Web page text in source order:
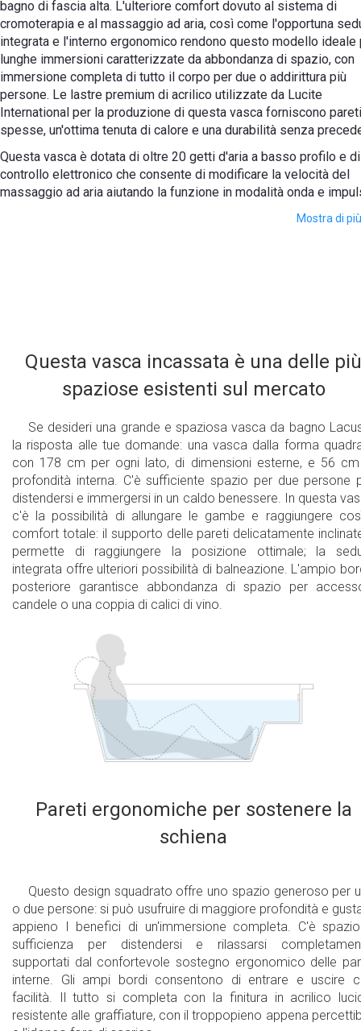
bagno di fascia alta. L'ulteriore comfort dovuto al sistema di
cromoterapia e al massaggio ad aria, così come l'opportuna
integrata e l'interno ergonomico rendono questo modello ideale
lunghe immersioni caratterizzate da abbondanza di spazio, con
immersione completa di tutto il corpo per due o addirittura più
persone. Le lastre premium di acrilico utilizzate da Lucite
International per la produzione di questa vasca forniscono
spesse, un'ottima tenuta di calore e una durabilità senza
Questa vasca è dotata di oltre 20 getti d'aria a basso profilo e
controllo elettronico che consente di modificare la velocità del
massaggio ad aria aiutando la funzione in modalità onda e
Mostra di più
28 piccole lampade a LED
Cromoterapia con lampade a LED a lenta
rotazione situate sul fondo della vasca ed un
sistema con due
Pannello di controllo elettronico
Idromassaggio a getto d’aria calda
Idromassaggio con velocità variabile e
modalità ad onda o pulsante
Esteticamente accattivante e minimalista
Ciclo di filtraggio 2 minuti
Completamente integrato con la vasca - non
richiede apparecchiature esterne
Si inserisce in una corrente domestica
Tutti i componenti del sistema di
idromassaggio sono certificati UL e fabbricati
e per la mente
Garanzia di 10 anni sulla struttura della vasca
da bagno
Garanzia di 2 anni per tutti i componenti
elettrici e altre parti, ad eccezione degli
scarichi
Questa vasca incassata è una delle più
spaziose esistenti sul mercato
Se desideri una grande e spaziosa vasca da bagno
la risposta alle tue domande: una vasca dalla forma
con 178 cm per ogni lato, di dimensioni esterne, e 56
profondità interna. C'è sufficiente spazio per due persone
distendersi e immergersi in un caldo benessere. In questa
c'è la possibilità di allungare le gambe e raggiungere
comfort totale: il supporto delle pareti delicatamente
permette di raggiungere la posizione ottimale; la
integrata offre ulteriori possibilità di balneazione. L'ampio
posteriore garantisce abbondanza di spazio per
candele o una coppia di calici di vino.
Pareti ergonomiche per sostenere la
schiena
Questo design squadrato offre uno spazio generoso per
o due persone: si può usufruire di maggiore profondità e
appieno I benefici di un'immersione completa. C'è
sufficienza per distendersi e rilassarsi
supportati dal confortevole sostegno ergonomico delle
interne. Gli ampi bordi consentono di entrare e uscire
facilità. Il tutto si completa con la finitura in acrilico
resistente alle graffiature, con il troppopieno appena